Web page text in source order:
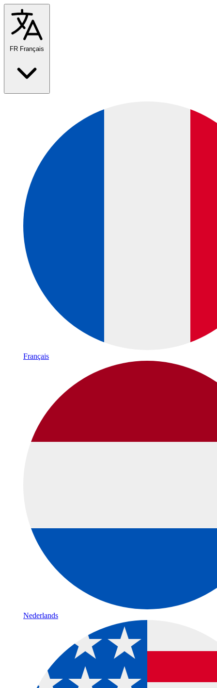
FR Français
Français
Nederlands